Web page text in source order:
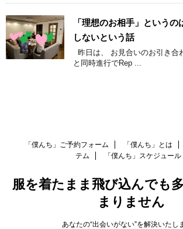
「理想のお相手」という
しないという話
昨日は、 お見合いのお引き合
と同時進行でRep ...
「僕んち」ご予約フォーム 「僕んち」とは
テム
「僕んち」スケジュール
服を着たまま飛び込んでも
まりません
あなたの“出会いがない”を解決いたし